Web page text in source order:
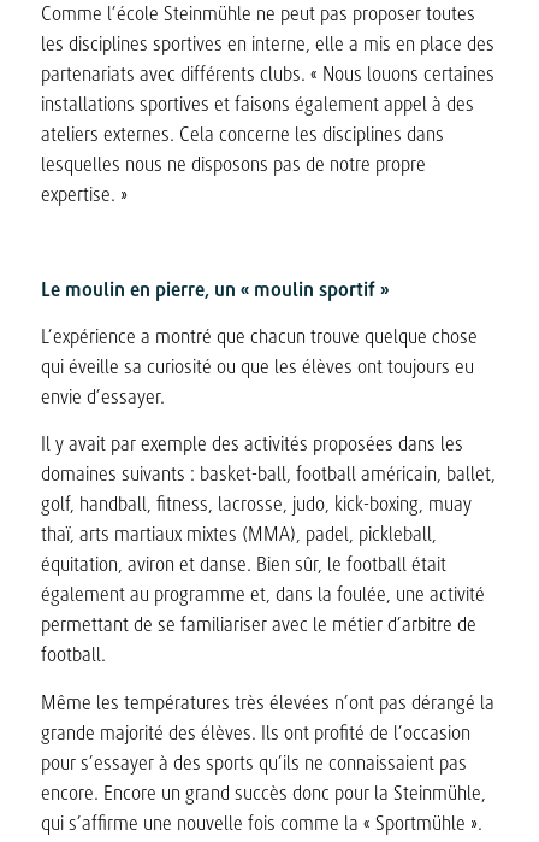
Comme l’école Steinmühle ne peut pas proposer toutes
les disciplines sportives en interne, elle a mis en place des
partenariats avec différents clubs. « Nous louons certaines
installations sportives et faisons également appel à des
ateliers externes. Cela concerne les disciplines dans
lesquelles nous ne disposons pas de notre propre
expertise. »
Le moulin en pierre, un « moulin sportif »
L’expérience a montré que chacun trouve quelque chose
qui éveille sa curiosité ou que les élèves ont toujours eu
envie d’essayer.
Il y avait par exemple des activités proposées dans les
domaines suivants : basket-ball, football américain, ballet,
golf, handball, fitness, lacrosse, judo, kick-boxing, muay
thaï, arts martiaux mixtes (MMA), padel, pickleball,
équitation, aviron et danse. Bien sûr, le football était
également au programme et, dans la foulée, une activité
permettant de se familiariser avec le métier d’arbitre de
football.
Même les températures très élevées n’ont pas dérangé la
grande majorité des élèves. Ils ont profité de l’occasion
pour s’essayer à des sports qu’ils ne connaissaient pas
encore. Encore un grand succès donc pour la Steinmühle,
qui s’affirme une nouvelle fois comme la « Sportmühle ».